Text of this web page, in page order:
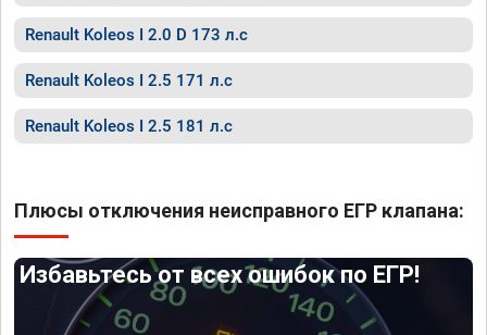
Renault Koleos I 2.0 D 173 л.с
Renault Koleos I 2.5 171 л.с
Renault Koleos I 2.5 181 л.с
Плюсы отключения неисправного ЕГР клапана:
Избавьтесь от всех ошибок по ЕГР!